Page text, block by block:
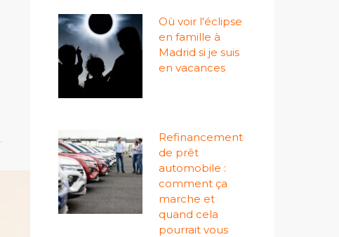
Où voir l'éclipse
en famille à
Madrid si je suis
en vacances
Refinancement
de prêt
automobile :
comment ça
marche et
quand cela
pourrait vous